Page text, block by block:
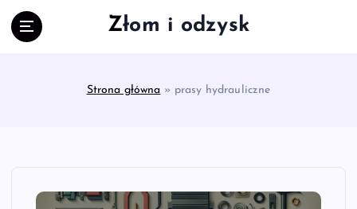
Złom i odzysk
Strona główna » prasy hydrauliczne